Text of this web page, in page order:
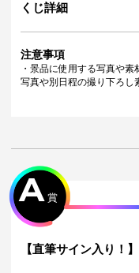
くじ詳細
注意事項
・景品に使用する写真や
写真や別日程の撮り下ろし
ます。
しかねます。
・景品の配送完了から1ヶ
到着に関する対応は原則い
・本サービスで獲得された
他営利目的での転売行為は
・本サービスで獲得され
は、出品者が著作権を有
A 賞
【直筆サイン入り！